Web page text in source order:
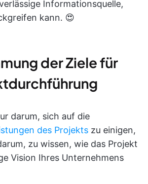
Informationsquelle,
kann. 😍
der Ziele für
darum, sich auf die
des Projekts zu einigen,
zu wissen, wie das Projekt
Vision Ihres Unternehmens